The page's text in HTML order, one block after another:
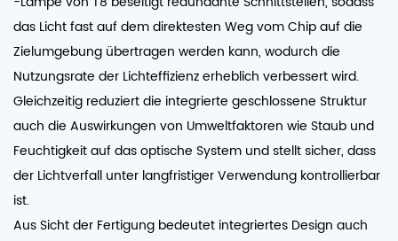
das Licht fast auf dem direktesten Weg vom Chip auf die
Zielumgebung übertragen werden kann, wodurch die
Nutzungsrate der Lichteffizienz erheblich verbessert wird.
Gleichzeitig reduziert die integrierte geschlossene Struktur
auch die Auswirkungen von Umweltfaktoren wie Staub und
Feuchtigkeit auf das optische System und stellt sicher, dass
der Lichtverfall unter langfristiger Verwendung kontrollierbar
ist.
Aus Sicht der Fertigung bedeutet integriertes Design auch